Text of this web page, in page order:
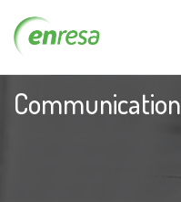
Communication